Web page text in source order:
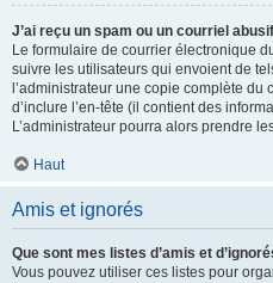
J’ai reçu un spam ou un courriel
Le formulaire de courrier électronique
suivre les utilisateurs qui envoient de
l’administrateur une copie complète du
d’inclure l’en-tête (il contient des
L’administrateur pourra alors prendre
Haut
Amis et ignorés
Que sont mes listes d’amis et
Vous pouvez utiliser ces listes pour